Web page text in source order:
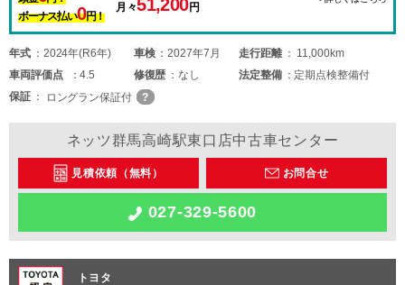
ボーナス払い0円！
月々51,200円
年式 2024年(R6年) 車検 2027年7月 走行距離
11,000km
車両評価点 4.5 修復歴 なし 法定整備
定期点検整備付
保証
ロングラン保証付
ネッツ群馬高崎駅東口店中古車センター
見積依頼（無料） お問合せ
027-329-5600
トヨタ